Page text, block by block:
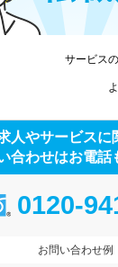
サービス
人やサービスに
合わせはお電話
0120-
お問い合わせ例